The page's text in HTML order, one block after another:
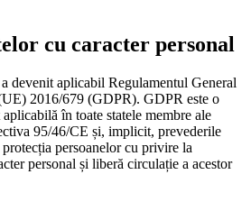
cu caracter personal
devenit aplicabil Regulamentul General
2016/679 (GDPR). GDPR este o
în toate statele membre ale
95/46/CE și, implicit, prevederile
persoanelor cu privire la
personal și liberă circulație a acestor